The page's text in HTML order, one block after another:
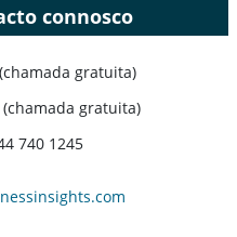
connosco
gratuita)
(chamada gratuita)
740 1245